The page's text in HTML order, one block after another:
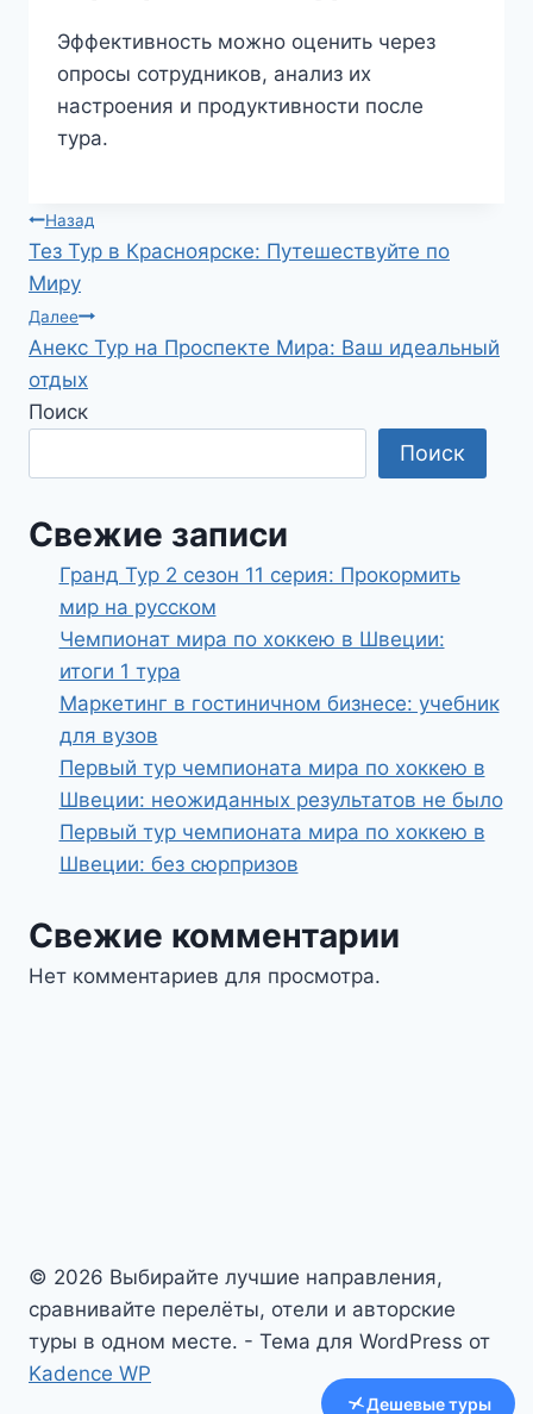
Эффективность можно оценить через
опросы сотрудников, анализ их
настроения и продуктивности после
тура.
Навигация
по
записям
Назад
Тез Тур в Красноярске: Путешествуйте по
Миру
Далее
Анекс Тур на Проспекте Мира: Ваш идеальный
отдых
Поиск
Поиск
Свежие записи
Гранд Тур 2 сезон 11 серия: Прокормить
мир на русском
Чемпионат мира по хоккею в Швеции:
итоги 1 тура
Маркетинг в гостиничном бизнесе: учебник
для вузов
Первый тур чемпионата мира по хоккею в
Швеции: неожиданных результатов не было
Первый тур чемпионата мира по хоккею в
Швеции: без сюрпризов
Свежие комментарии
Нет комментариев для просмотра.
© 2026 Выбирайте лучшие направления,
сравнивайте перелёты, отели и авторские
туры в одном месте. - Тема для WordPress от
Kadence WP
Дешевые туры